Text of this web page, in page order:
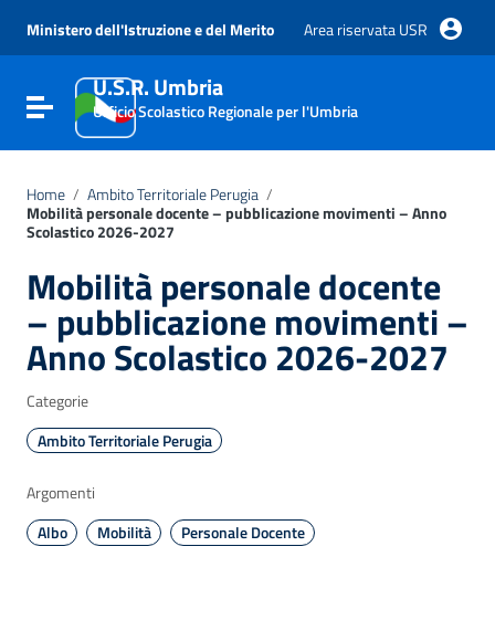
Vai al menu di navigazione
Vai al footer
Ministero dell'Istruzione e del Merito Area riservata USR
Attiva / disattiva la navigazione
U.S.R. Umbria
Ufficio Scolastico Regionale per l'Umbria
Home / Ambito Territoriale Perugia /
Mobilità personale docente – pubblicazione movimenti – Anno
Scolastico 2026-2027
Mobilità personale docente
– pubblicazione movimenti –
Anno Scolastico 2026-2027
Categorie
Ambito Territoriale Perugia
Argomenti
Albo
Mobilità Personale Docente